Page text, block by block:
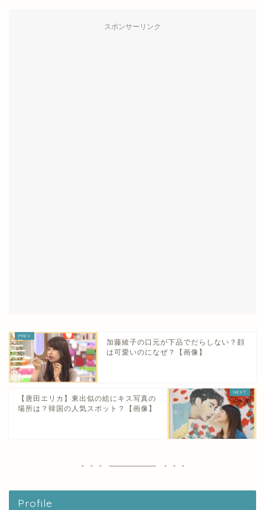
スポンサーリンク
加藤綾子の口元が下品でだらしない？顔
は可愛いのになぜ？【画像】
【唐田エリカ】東出似の絵にキス写真の
場所は？韓国の人気スポット？【画像】
Profile